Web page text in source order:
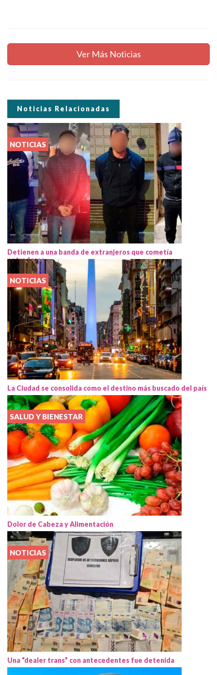
Ver Más Noticias
Noticias Relacionadas
NOTICIAS
Detienen a una banda de extranjeros que cometía
entraderas
NOTICIAS
La Ciudad se consolida como el destino más buscado del país
SALUD Y BIENESTAR
Dolor de Cabeza y Alimentación
NOTICIAS
Una “dealer trans” con antecedentes fue detenida